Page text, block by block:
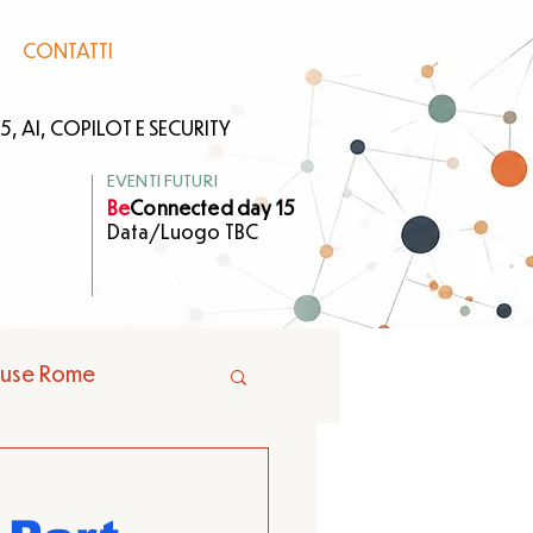
CONTATTI
AI, COPILOT E SECURITY
EVENTI FUTURI
BeConnected day 15
Data/Luogo TBC
Rome